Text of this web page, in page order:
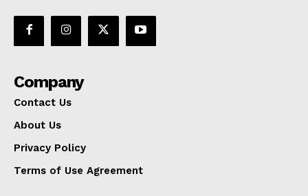
Company
Contact Us
About Us
Privacy Policy
Terms of Use Agreement